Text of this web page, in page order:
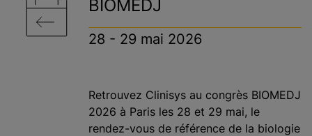
BIOMEDJ
28 - 29 mai 2026
Retrouvez Clinisys au congrès BIOMEDJ
2026 à Paris les 28 et 29 mai, le
rendez-vous de référence de la biologie